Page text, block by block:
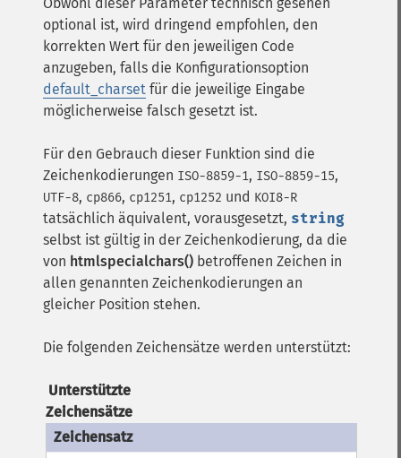
optional ist, wird dringend empfohlen, den
korrekten Wert für den jeweiligen Code
anzugeben, falls die Konfigurationsoption
default_charset für die jeweilige Eingabe
möglicherweise falsch gesetzt ist.
Für den Gebrauch dieser Funktion sind die
Zeichenkodierungen ISO-8859-1, ISO-8859-15,
UTF-8, cp866, cp1251, cp1252 und KOI8-R
tatsächlich äquivalent, vorausgesetzt, string
selbst ist gültig in der Zeichenkodierung, da die
von htmlspecialchars() betroffenen Zeichen in
allen genannten Zeichenkodierungen an
gleicher Position stehen.
Die folgenden Zeichensätze werden unterstützt:
Unterstützte
Zeichensätze